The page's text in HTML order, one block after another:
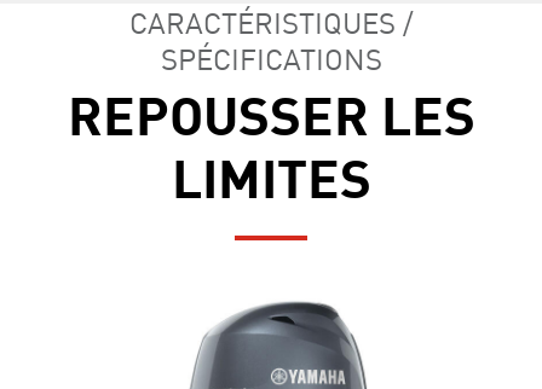
CARACTÉRISTIQUES /
SPÉCIFICATIONS
REPOUSSER LES
LIMITES